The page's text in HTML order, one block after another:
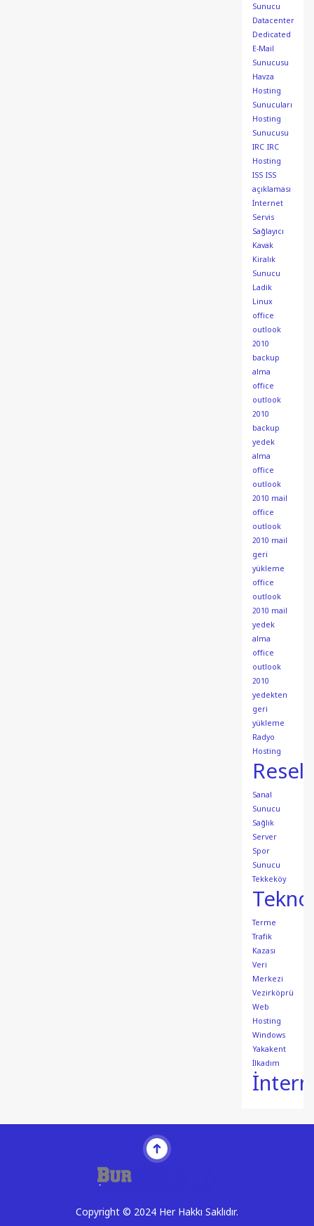
Sunucu
Datacenter
Dedicated
E-Mail
Sunucusu
Havza
Hosting
Sunucuları
Hosting
Sunucusu
IRC IRC
Hosting
ISS ISS
açıklaması
İnternet
Servis
Sağlayıcı
Kavak
Kiralık
Sunucu
Ladik
Linux
office
outlook
2010
backup
alma
office
outlook
2010
backup
yedek
alma
office
outlook
2010 mail
office
outlook
2010 mail
geri
yükleme
office
outlook
2010 mail
yedek
alma
office
outlook
2010
yedekten
geri
yükleme
Radyo
Hosting
Sanal
Sunucu
Sağlık
Server
Spor
Sunucu
Tekkeköy
Terme
Trafik
Kazası
Veri
Merkezi
Vezirköprü
Web
Hosting
Windows
Yakakent
İlkadım
Copyright © 2024 Her Hakkı Saklıdır.